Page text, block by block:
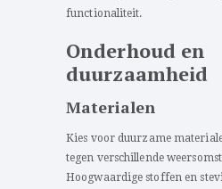
functionaliteit.
Onderhoud en
duurzaamheid
Materialen
Kies voor duurzame
tegen verschillende
Hoogwaardige stoffen en